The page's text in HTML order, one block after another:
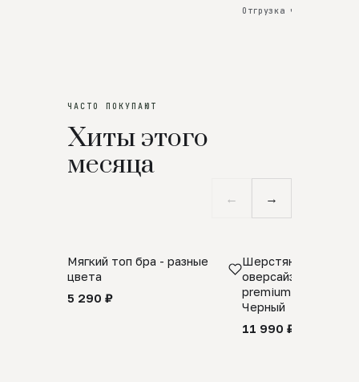
Отгрузка через 25 дней
ЧАСТО ПОКУПАЮТ
Хиты этого
месяца
← →
Мягкий топ бра - разные
цвета
5 290 ₽
Шерстяной свитер
оверсайз 100%
premium merino
Черный
11 990 ₽